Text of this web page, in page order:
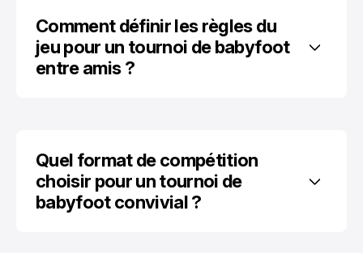
Comment définir les règles du
jeu pour un tournoi de babyfoot
entre amis ?
Quel format de compétition
choisir pour un tournoi de
babyfoot convivial ?